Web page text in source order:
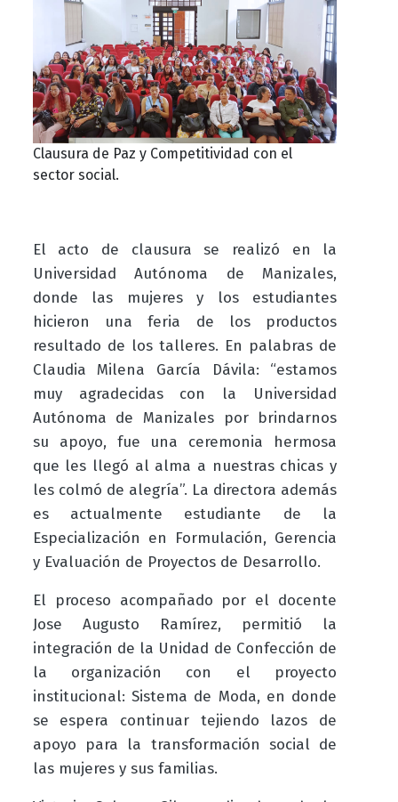
Clausura de Paz y Competitividad con el
sector social.
El acto de clausura se realizó en la
Universidad Autónoma de Manizales,
donde las mujeres y los estudiantes
hicieron una feria de los productos
resultado de los talleres. En palabras de
Claudia Milena García Dávila: “estamos
muy agradecidas con la Universidad
Autónoma de Manizales por brindarnos
su apoyo, fue una ceremonia hermosa
que les llegó al alma a nuestras chicas y
les colmó de alegría”. La directora además
es actualmente estudiante de la
Especialización en Formulación, Gerencia
y Evaluación de Proyectos de Desarrollo.
El proceso acompañado por el docente
Jose Augusto Ramírez, permitió la
integración de la Unidad de Confección de
la organización con el proyecto
institucional: Sistema de Moda, en donde
se espera continuar tejiendo lazos de
apoyo para la transformación social de
las mujeres y sus familias.